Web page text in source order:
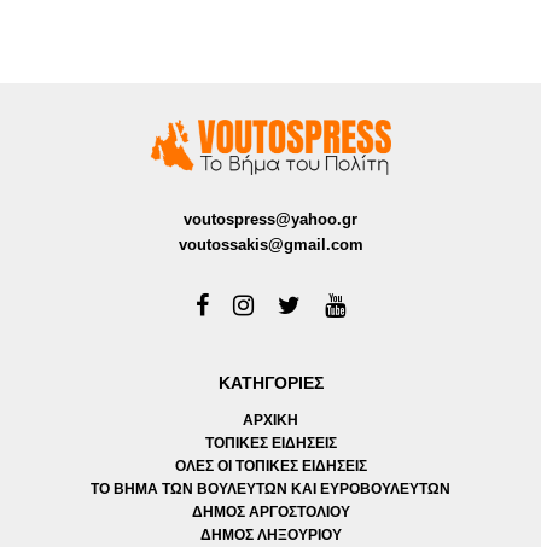
voutospress@yahoo.gr
voutossakis@gmail.com
ΚΑΤΗΓΟΡΙΕΣ
ΑΡΧΙΚΗ
ΤΟΠΙΚΕΣ ΕΙΔΗΣΕΙΣ
ΟΛΕΣ ΟΙ ΤΟΠΙΚΕΣ ΕΙΔΗΣΕΙΣ
ΤΟ ΒΗΜΑ ΤΩΝ ΒΟΥΛΕΥΤΩΝ ΚΑΙ ΕΥΡΟΒΟΥΛΕΥΤΩΝ
ΔΗΜΟΣ ΑΡΓΟΣΤΟΛΙΟΥ
ΔΗΜΟΣ ΛΗΞΟΥΡΙΟΥ